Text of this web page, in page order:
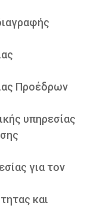
Προέδρων
υπηρεσίας
για τον
και